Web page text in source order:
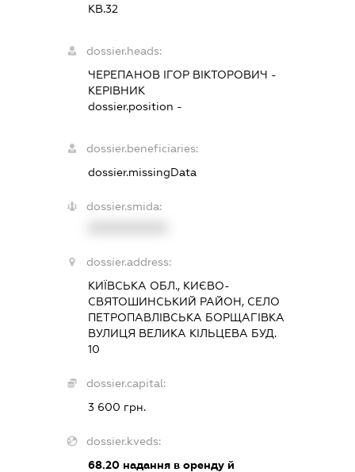
КВ.32
dossier.heads:
ЧЕРЕПАНОВ ІГОР ВІКТОРОВИЧ -
КЕРІВНИК
dossier.position -
dossier.beneficiaries:
dossier.missingData
dossier.smida:
dossier.address:
КИЇВСЬКА ОБЛ., КИЄВО-
СВЯТОШИНСЬКИЙ РАЙОН, СЕЛО
ПЕТРОПАВЛІВСЬКА БОРЩАГІВКА
ВУЛИЦЯ ВЕЛИКА КІЛЬЦЕВА БУД.
10
dossier.capital:
3 600 грн.
dossier.kveds:
68.20 надання в оренду й